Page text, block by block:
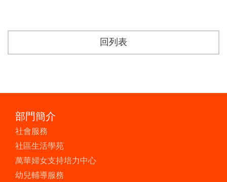
回列表
部門簡介
社會服務
社區生活學苑
萬華婦女支持培力中心
幼兒輔導服務